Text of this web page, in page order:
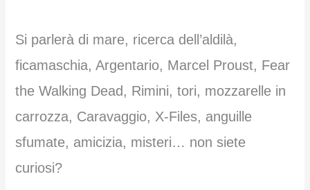
Si parlerà di mare, ricerca dell’aldilà,
ficamaschia, Argentario, Marcel Proust, Fear
the Walking Dead, Rimini, tori, mozzarelle in
carrozza, Caravaggio, X-Files, anguille
sfumate, amicizia, misteri… non siete
curiosi?